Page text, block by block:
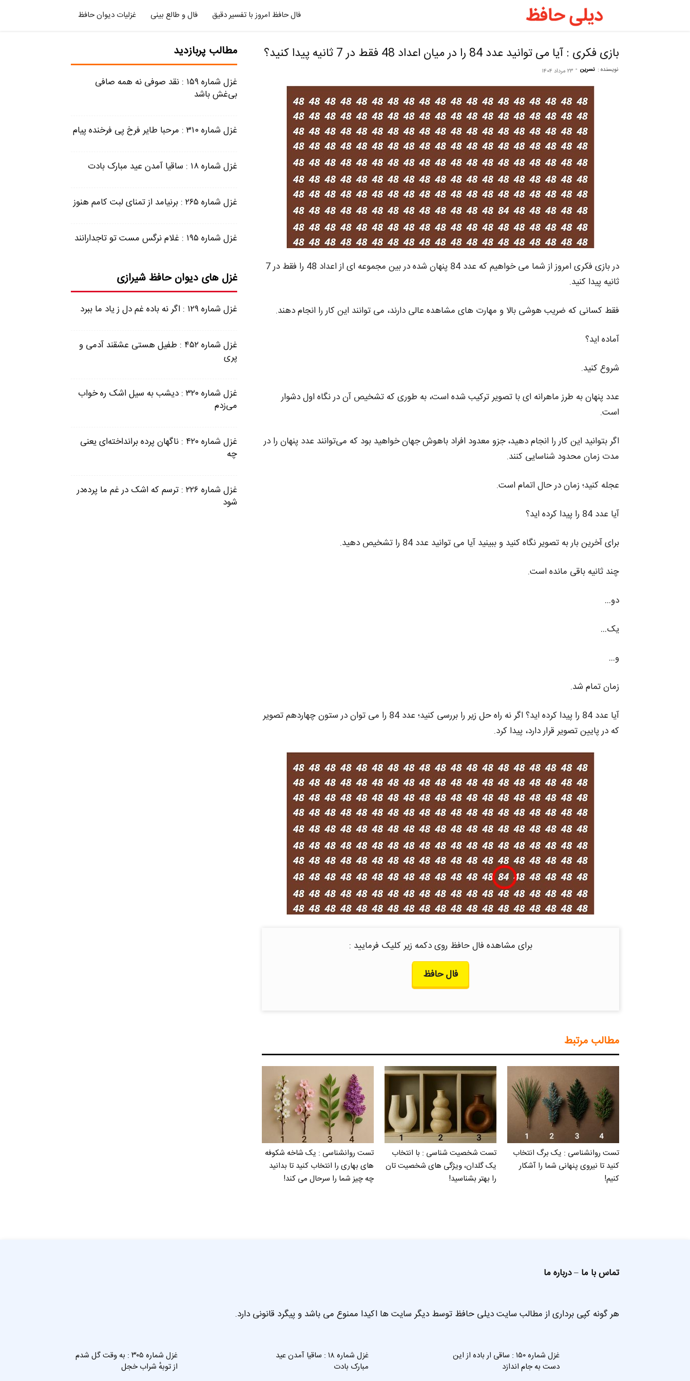
فال
حافظ
روزانه
غزلیات دیوان حافظ فال و طالع بینی فال حافظ امروز با تفسیر دقیق
بازی فکری : آیا می توانید عدد 84 را در میان اعداد 48 فقط در 7 ثانیه پیدا کنید؟
نویسنده : نسرین - ۲۳ مرداد ۱۴۰۴
در بازی فکری امروز از شما می خواهیم که عدد 84 پنهان شده در بین مجموعه ای از اعداد 48 را فقط در 7
ثانیه پیدا کنید.
فقط کسانی که ضریب هوشی بالا و مهارت‌ های مشاهده عالی دارند، می‌ توانند این کار را انجام دهند.
آماده اید؟
شروع کنید.
عدد پنهان به طرز ماهرانه‌ ای با تصویر ترکیب شده است، به طوری که تشخیص آن در نگاه اول دشوار
است.
اگر بتوانید این کار را انجام دهید، جزو معدود افراد باهوش جهان خواهید بود که می‌توانند عدد پنهان را در
مدت زمان محدود شناسایی کنند.
عجله کنید؛ زمان در حال اتمام است.
آیا عدد 84 را پیدا کرده‌ اید؟
برای آخرین بار به تصویر نگاه کنید و ببینید آیا می‌ توانید عدد 84 را تشخیص دهید.
چند ثانیه باقی مانده است.
دو…
یک…
و…
زمان تمام شد.
آیا عدد 84 را پیدا کرده اید؟ اگر نه راه حل زیر را بررسی کنید؛ عدد 84 را می‌ توان در ستون چهاردهم تصویر
که در پایین تصویر قرار دارد، پیدا کرد.
برای مشاهده فال حافظ روی دکمه زیر کلیک فرمایید :
فال حافظ
مطالب مرتبط
تست روانشناسی : یک برگ انتخاب
کنید تا نیروی پنهانی شما را آشکار
کنیم!
تست شخصیت شناسی : با انتخاب
یک گلدان، ویژگی های شخصیت تان
را بهتر بشناسید!
تست روانشناسی : یک شاخه شکوفه
های بهاری را انتخاب کنید تا بدانید
چه چیز شما را سرحال می‌ کند!
مطالب پربازدید
غزل شماره ۱۵۹ : نقد صوفی نه همه صافی
بی‌غش باشد
غزل شماره ۳۱۰ : مرحبا طایر فرخ پی فرخنده پیام
غزل شماره ۱۸ : ساقیا آمدن عید مبارک بادت
غزل شماره ۲۶۵ : برنیامد از تمنای لبت کامم هنوز
غزل شماره ۱۹۵ : غلام نرگس مست تو تاجدارانند
غزل های دیوان حافظ شیرازی
غزل شماره ۱۲۹ : اگر نه باده غم دل ز یاد ما ببرد
غزل شماره ۴۵۲ : طفیل هستی عشقند آدمی و
پری
غزل شماره ۳۲۰ : دیشب به سیل اشک ره خواب
می‌زدم
غزل شماره ۴۲۰ : ناگهان پرده برانداخته‌ای یعنی
چه
غزل شماره ۲۲۶ : ترسم که اشک در غم ما پرده‌در
شود
تماس با ما –درباره ما
هر گونه کپی برداری از مطالب سایت دیلی حافظ توسط دیگر سایت ها اکیدا ممنوع می باشد و پیگرد قانونی دارد.
غزل شماره ۱۵۰ : ساقی ار باده از این
دست به جام اندازد
غزل شماره ۱۸ : ساقیا آمدن عید
مبارک بادت
غزل شماره ۳۰۵ : به وقت گل شدم
از توبهٔ شراب خجل